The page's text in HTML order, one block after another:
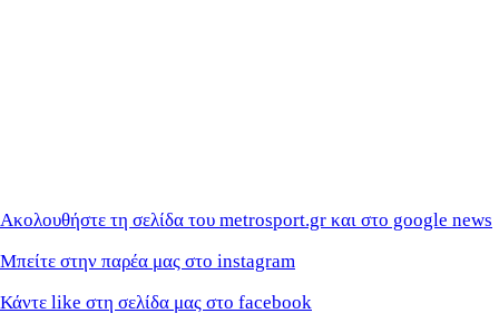
Ακολουθήστε τη σελίδα του metrosport.gr και στο google news
Μπείτε στην παρέα μας στο instagram
Κάντε like στη σελίδα μας στο facebook